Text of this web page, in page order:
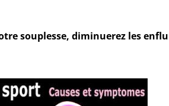
souplesse, diminuerez les